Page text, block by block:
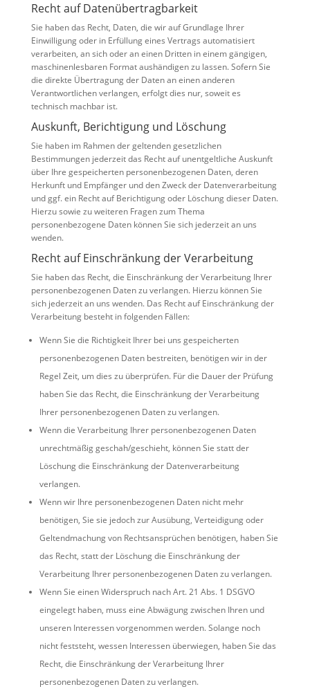
Recht auf Daten­übertrag­barkeit
Sie haben das Recht, Daten, die wir auf Grundlage Ihrer
Einwilligung oder in Erfüllung eines Vertrags automatisiert
verarbeiten, an sich oder an einen Dritten in einem gängigen,
maschinenlesbaren Format aushändigen zu lassen. Sofern Sie
die direkte Übertragung der Daten an einen anderen
Verantwortlichen verlangen, erfolgt dies nur, soweit es
technisch machbar ist.
Auskunft, Berichtigung und Löschung
Sie haben im Rahmen der geltenden gesetzlichen
Bestimmungen jederzeit das Recht auf unentgeltliche Auskunft
über Ihre gespeicherten personenbezogenen Daten, deren
Herkunft und Empfänger und den Zweck der Datenverarbeitung
und ggf. ein Recht auf Berichtigung oder Löschung dieser Daten.
Hierzu sowie zu weiteren Fragen zum Thema
personenbezogene Daten können Sie sich jederzeit an uns
wenden.
Recht auf Einschränkung der Verarbeitung
Sie haben das Recht, die Einschränkung der Verarbeitung Ihrer
personenbezogenen Daten zu verlangen. Hierzu können Sie
sich jederzeit an uns wenden. Das Recht auf Einschränkung der
Verarbeitung besteht in folgenden Fällen:
Wenn Sie die Richtigkeit Ihrer bei uns gespeicherten
personenbezogenen Daten bestreiten, benötigen wir in der
Regel Zeit, um dies zu überprüfen. Für die Dauer der Prüfung
haben Sie das Recht, die Einschränkung der Verarbeitung
Ihrer personenbezogenen Daten zu verlangen.
Wenn die Verarbeitung Ihrer personenbezogenen Daten
unrechtmäßig geschah/geschieht, können Sie statt der
Löschung die Einschränkung der Datenverarbeitung
verlangen.
Wenn wir Ihre personenbezogenen Daten nicht mehr
benötigen, Sie sie jedoch zur Ausübung, Verteidigung oder
Geltendmachung von Rechtsansprüchen benötigen, haben Sie
das Recht, statt der Löschung die Einschränkung der
Verarbeitung Ihrer personenbezogenen Daten zu verlangen.
Wenn Sie einen Widerspruch nach Art. 21 Abs. 1 DSGVO
eingelegt haben, muss eine Abwägung zwischen Ihren und
unseren Interessen vorgenommen werden. Solange noch
nicht feststeht, wessen Interessen überwiegen, haben Sie das
Recht, die Einschränkung der Verarbeitung Ihrer
personenbezogenen Daten zu verlangen.